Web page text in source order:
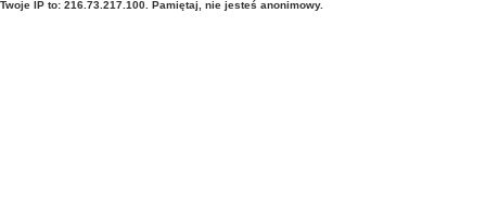
Twoje IP to: 216.73.217.100. Pamiętaj, nie jesteś anonimowy.